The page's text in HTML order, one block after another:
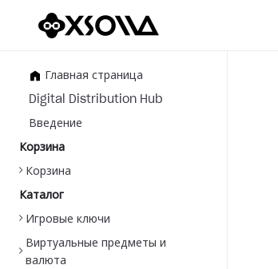
Главная страница
Digital Distribution Hub
Введение
Корзина
Корзина
Каталог
Игровые ключи
Виртуальные предметы и
валюта